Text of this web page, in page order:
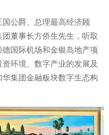
公爵、总理最高经济顾
董事长方侨生先生，听取
国际机场和金银岛地产项
环境、数字产业的发展及
集团金融板块数字生态构